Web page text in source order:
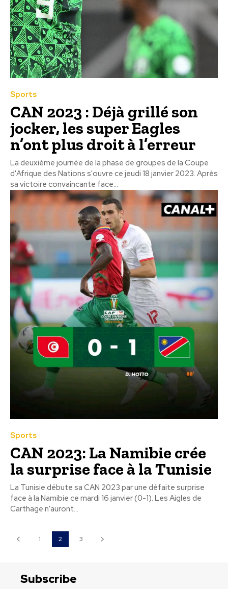
Sports
CAN 2023 : Déjà grillé son
jocker, les super Eagles
n’ont plus droit à l’erreur
La deuxième journée de la phase de groupes de la Coupe
d'Afrique des Nations s'ouvre ce jeudi 18 janvier 2023. Après
sa victoire convaincante face...
Sports
CAN 2023: La Namibie crée
la surprise face à la Tunisie
La Tunisie débute sa CAN 2023 par une défaite surprise
face à la Namibie ce mardi 16 janvier (0-1). Les Aigles de
Carthage n'auront...
1 2 3
Subscribe